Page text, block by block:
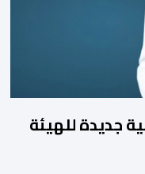
جديدة للهيئة